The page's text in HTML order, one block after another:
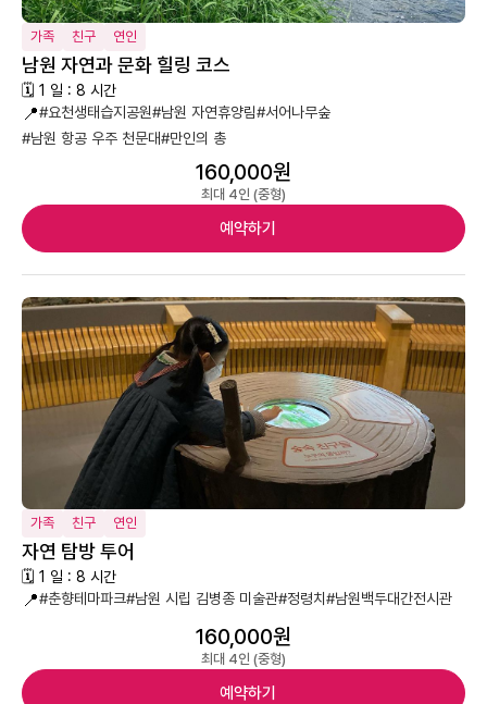
가족 친구 연인
남원 자연과 문화 힐링 코스
🗓 1 일 : 8 시간
📍#요천생태습지공원#남원 자연휴양림#서어나무숲
#남원 항공 우주 천문대#만인의 총
160,000원
최대 4인 (중형)
예약하기
가족 친구 연인
자연 탐방 투어
🗓 1 일 : 8 시간
📍#춘향테마파크#남원 시립 김병종 미술관#정령치 #남원백두대간전시관
160,000원
최대 4인 (중형)
예약하기